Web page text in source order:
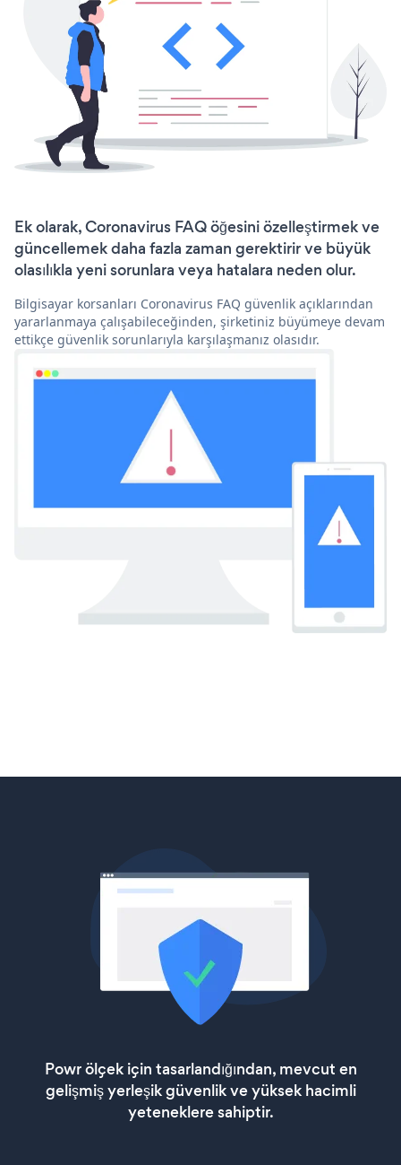
Ek olarak, Coronavirus FAQ öğesini özelleştirmek ve
güncellemek daha fazla zaman gerektirir ve büyük
olasılıkla yeni sorunlara veya hatalara neden olur.
Bilgisayar korsanları Coronavirus FAQ güvenlik açıklarından
yararlanmaya çalışabileceğinden, şirketiniz büyümeye devam
ettikçe güvenlik sorunlarıyla karşılaşmanız olasıdır.
Powr ölçek için tasarlandığından, mevcut en
gelişmiş yerleşik güvenlik ve yüksek hacimli
yeteneklere sahiptir.